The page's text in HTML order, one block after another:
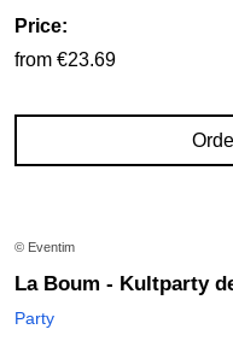
Price:
from €23.69
© Eventim
La Boum - Kultparty
Party